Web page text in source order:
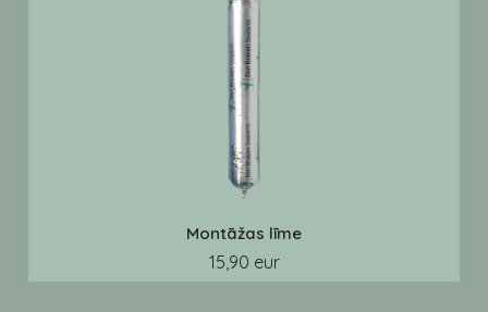
Montāžas līme
15,90 eur